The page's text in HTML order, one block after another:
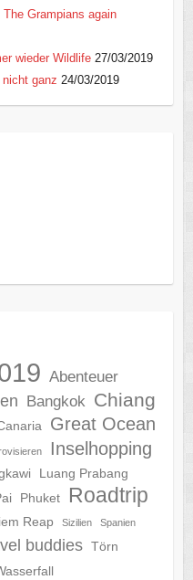
The Grampians again
wieder Wildlife 27/03/2019
ganz 24/03/2019
Abenteuer
Bangkok
Chiang
Great Ocean
Inselhopping
Luang Prabang
Phuket Roadtrip
Reap Sizilien Spanien
buddies Törn